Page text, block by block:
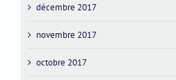
décembre 2017
novembre 2017
octobre 2017